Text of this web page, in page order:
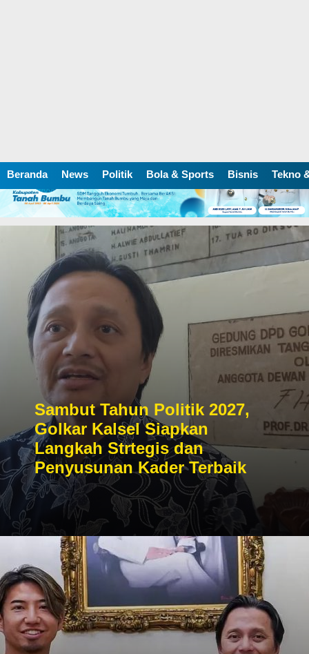
Beranda News Politik Bola & Sports Bisnis Tekno
Sambut Tahun Politik 2027,
Golkar Kalsel Siapkan
Langkah Strtegis dan
Penyusunan Kader Terbaik